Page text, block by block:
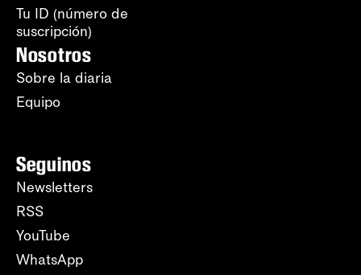
Tu ID (número de
suscripción)
Nosotros
Sobre la diaria
Equipo
Seguinos
Newsletters
RSS
YouTube
WhatsApp